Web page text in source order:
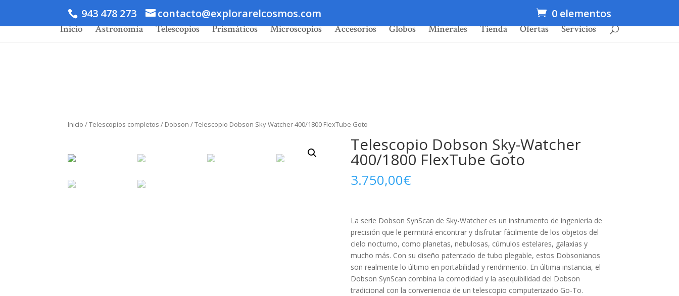
943 478 273 contacto@explorarelcosmos.com 0 elementos
Inicio Astronomía Telescopios Prismáticos Microscopios Accesorios Globos Minerales Tienda Ofertas Servicios
Inicio /Telescopios completos / Dobson / Telescopio Dobson Sky-Watcher 400/1800 FlexTube Goto
Telescopio Dobson Sky-Watcher
400/1800 FlexTube Goto
3.750,00€
La serie Dobson SynScan de Sky-Watcher es un instrumento de ingeniería de
precisión que le permitirá encontrar y disfrutar fácilmente de los objetos del
cielo nocturno, como planetas, nebulosas, cúmulos estelares, galaxias y
mucho más. Con su diseño patentado de tubo plegable, estos Dobsonianos
son realmente lo último en portabilidad y rendimiento. En última instancia, el
Dobson SynScan combina la comodidad y la asequibilidad del Dobson
tradicional con la conveniencia de un telescopio computerizado Go-To.